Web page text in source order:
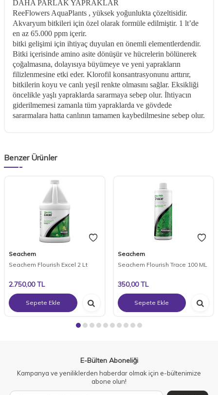
DAHA PARLAK YAPRAKLAR
ReeFlowers AquaPlants , yüksek yoğunlukta çözeltisidir.
Akvaryum bitkileri için özel olarak formüle edilmiştir. 1 lt’de
en az 65.000 ppm içerir.
bitki gelişimi için ihtiyaç duyulan en önemli elementlerdendir.
Bitki içerisinde amino asite dönüşür ve hücrelerin bölünerek
çoğalmasına, dolayısıya büyümeye ve yeni yaprakların
filizlenmesine etki eder. Klorofil konsantrasyonunu arttırır,
bitkilerin koyu ve canlı yeşil renkte olmasını sağlar. Eksikliği
öncelikle yaşlı yapraklarda sararmaya sebep olur. İhtiyacın
giderilmemesi zamanla tüm yapraklarda ve gövdede
sararmalara hatta canlının tamamen kaybedilmesine sebep olur.
Benzer Ürünler
Seachem
Seachem Flourish Excel 2 Lt
2.750,00TL
Sepete Ekle
Seachem
Seachem Flourish Trace 100 ML
350,00TL
Sepete Ekle
E-Bülten Aboneliği
Kampanya ve yeniliklerden haberdar olmak için e-bültenimize
abone olun!